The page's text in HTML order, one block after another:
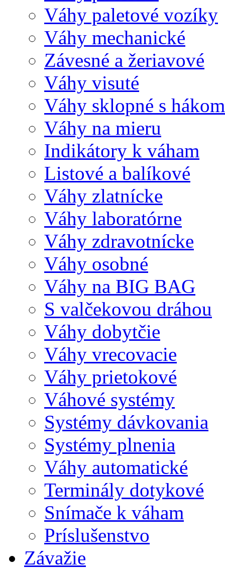
Váhy paletové vozíky
Váhy mechanické
Závesné a žeriavové
Váhy visuté
Váhy sklopné s hákom
Váhy na mieru
Indikátory k váham
Listové a balíkové
Váhy zlatnícke
Váhy laboratórne
Váhy zdravotnícke
Váhy osobné
Váhy na BIG BAG
S valčekovou dráhou
Váhy dobytčie
Váhy vrecovacie
Váhy prietokové
Váhové systémy
Systémy dávkovania
Systémy plnenia
Váhy automatické
Terminály dotykové
Snímače k váham
Príslušenstvo
Závažie